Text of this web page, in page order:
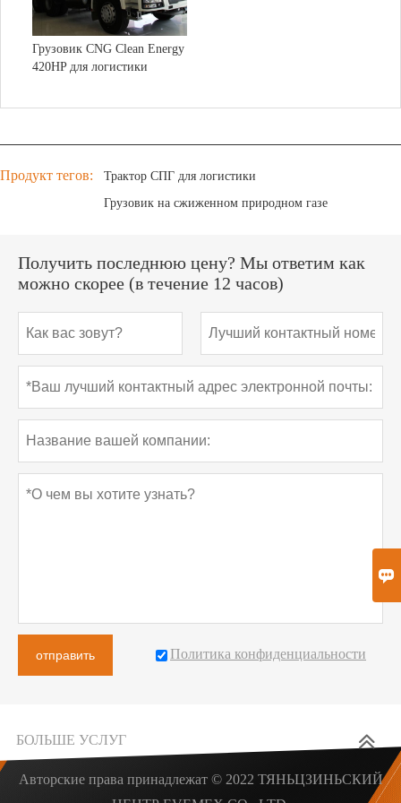
Грузовик CNG Clean Energy
420HP для логистики
Продукт тегов:
Трактор СПГ для логистики
Грузовик на сжиженном природном газе
Получить последнюю цену? Мы ответим как
можно скорее (в течение 12 часов)
отправить Политика конфиденциальности
БОЛЬШЕ УСЛУГ
Авторские права принадлежат © 2022 ТЯНЬЦЗИНЬСКИЙ
